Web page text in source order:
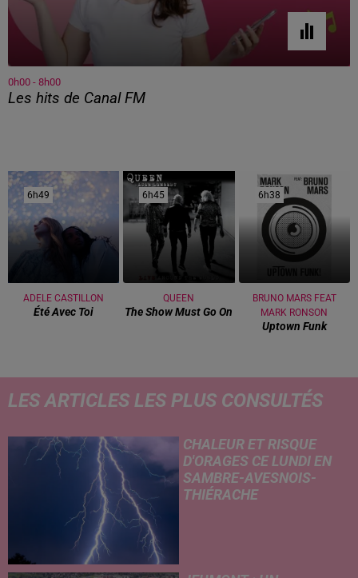
0h00 - 8h00
Les hits de Canal FM
6h49
6h49
ADELE CASTILLON
Été Avec Toi
6h45
6h45
QUEEN
The Show Must Go On
6h38
6h38
BRUNO MARS FEAT
MARK RONSON
Uptown Funk
LES ARTICLES LES PLUS CONSULTÉS
CHALEUR ET RISQUE
D'ORAGES CE LUNDI EN
SAMBRE-AVESNOIS-
THIÉRACHE